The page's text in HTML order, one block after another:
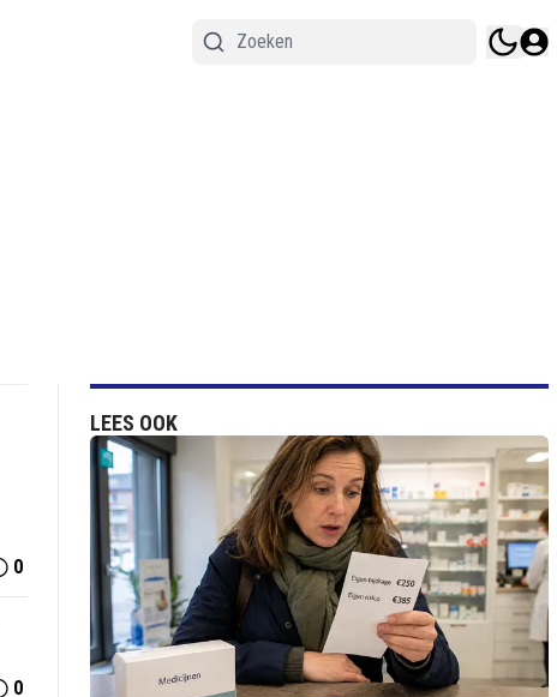
0
0
LEES OOK